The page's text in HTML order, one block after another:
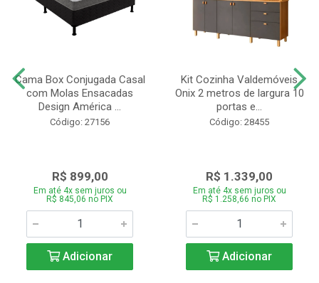
Cama Box Conjugada Casal
com Molas Ensacadas
Design América ...
Código: 27156
R$ 899,00
Em até 4x sem juros ou
R$ 845,06 no PIX
Adicionar
Kit Cozinha Valdemóveis
Onix 2 metros de largura 10
portas e...
Código: 28455
R$ 1.339,00
Em até 4x sem juros ou
R$ 1.258,66 no PIX
Adicionar